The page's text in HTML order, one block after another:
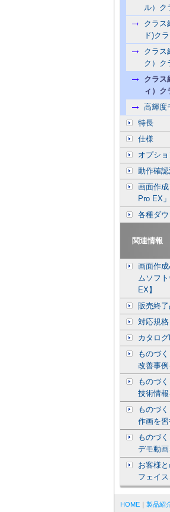
ル）ク
クラス
ド)ク
クラ
ク）ク
クラ
ィ）ク
高輝度
特長
仕様
オプショ
動作確
画面作
Pro EX
各種ダ
関連情報
画面作
ムソフ
EX】
販売終
対応規
カタロ
ものづく
改善事
ものづく
技術情
ものづく
作画を
ものづく
デモ動
お客様
フェイ
HOME ｜ 製品紹